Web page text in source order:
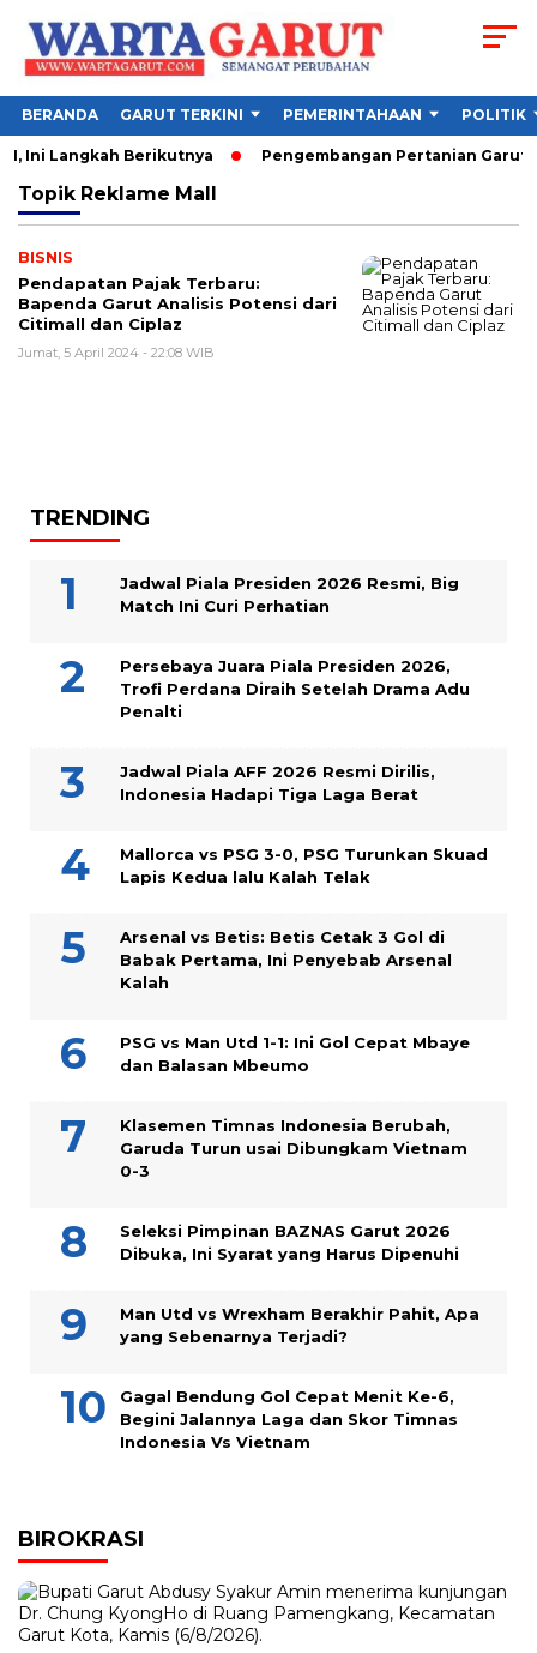
BERANDA GARUT TERKINI PEMERINTAHAAN POLITIK
Ini Langkah Berikutnya Pengembangan Pertanian Garut
Topik Reklame Mall
BISNIS
Pendapatan Pajak Terbaru:
Bapenda Garut Analisis Potensi dari
Citimall dan Ciplaz
Jumat, 5 April 2024 - 22:08 WIB
TRENDING
Jadwal Piala Presiden 2026 Resmi, Big
Match Ini Curi Perhatian
Persebaya Juara Piala Presiden 2026,
Trofi Perdana Diraih Setelah Drama Adu
Penalti
Jadwal Piala AFF 2026 Resmi Dirilis,
Indonesia Hadapi Tiga Laga Berat
Mallorca vs PSG 3-0, PSG Turunkan Skuad
Lapis Kedua lalu Kalah Telak
Arsenal vs Betis: Betis Cetak 3 Gol di
Babak Pertama, Ini Penyebab Arsenal
Kalah
PSG vs Man Utd 1-1: Ini Gol Cepat Mbaye
dan Balasan Mbeumo
Klasemen Timnas Indonesia Berubah,
Garuda Turun usai Dibungkam Vietnam
0-3
Seleksi Pimpinan BAZNAS Garut 2026
Dibuka, Ini Syarat yang Harus Dipenuhi
Man Utd vs Wrexham Berakhir Pahit, Apa
yang Sebenarnya Terjadi?
Gagal Bendung Gol Cepat Menit Ke-6,
Begini Jalannya Laga dan Skor Timnas
Indonesia Vs Vietnam
BIROKRASI